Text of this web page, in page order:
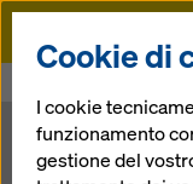
Doka
Cookie di
I cookie
funzionamento
gestione del